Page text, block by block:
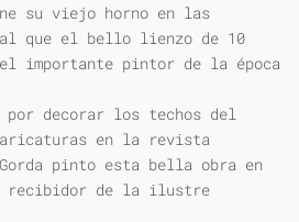
su viejo horno en las
que el bello lienzo de 10
importante pintor de la época
decorar los techos del
en la revista
Gorda pinto esta bella obra en
recibidor de la ilustre